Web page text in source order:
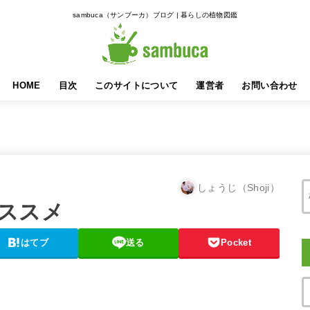
sambuca（サンブーカ）ブログ | 暮らしの植物図鑑
HOME 目次 このサイトについて 運営者 お問い合わせ
しょうじ（Shoji）
スメ
はてブ 送る Pocket